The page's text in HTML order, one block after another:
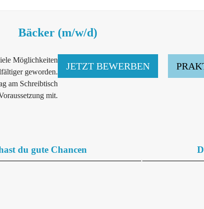
Bäcker (m/w/d)
Möglichkeiten
geworden.
am Schreibtisch
mit.
JETZT BEWERBEN
du gute Chancen